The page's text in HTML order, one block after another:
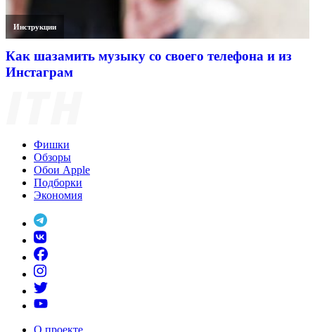
Инструкции
Как шазамить музыку со своего телефона и из
Инстаграм
Фишки
Обзоры
Обои Apple
Подборки
Экономия